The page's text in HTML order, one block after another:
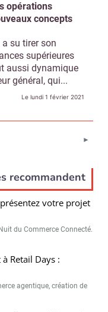
opérations
concepts
su tirer son
supérieures
aussi dynamique
général, qui...
Le lundi 1 février 2021
courante) ►
recommandent
votre projet
du Commerce Connecté.
Retail Days :
agentique, création de